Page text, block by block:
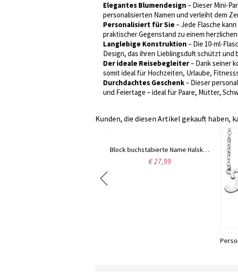
Elegantes Blumendesign – Dieser Mini-
personalisierten Namen und verleiht dem
Personalisiert für Sie– Jede Flasche
praktischer Gegenstand zu einem
Langlebige Konstruktion – Die 10-ml-
Design, das ihren Lieblingsduft schützt und
Der ideale Reisebegleiter– Dank seiner
somit ideal für Hochzeiten, Urlaube,
Durchdachtes Geschenk– Dieser
und Feiertage – ideal für Paare, Mütter,
Kunden, die diesen Artikel gekauft haben,
Block buchstabierte Name Halskette Silber - "jessica"
€ 27,99